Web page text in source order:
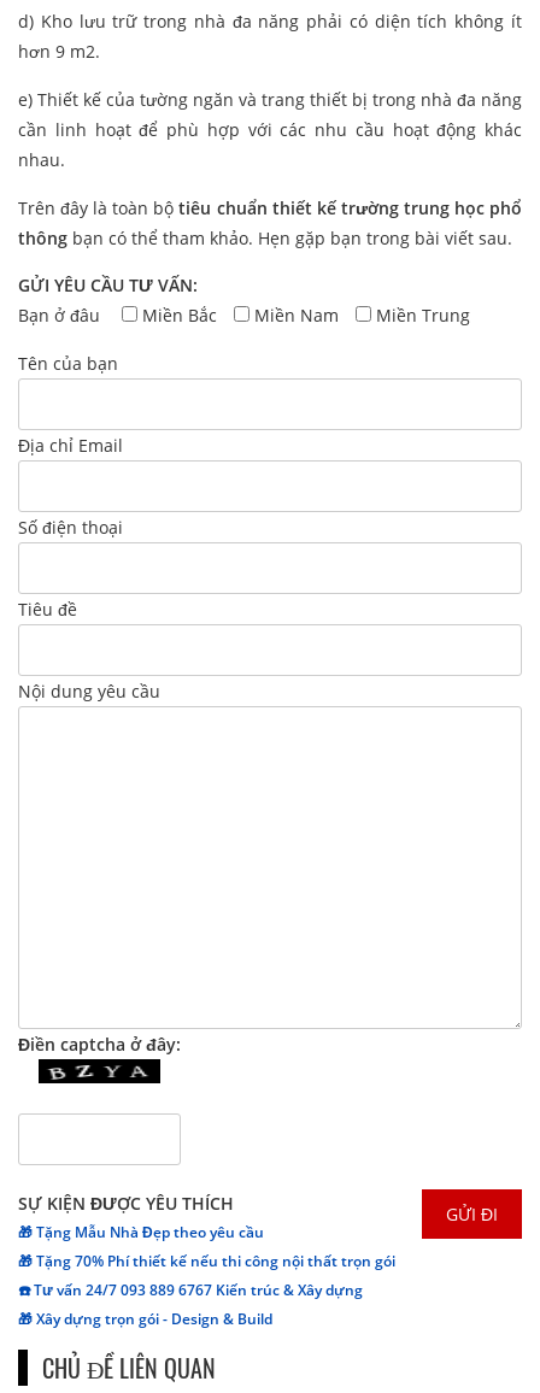
d) Kho lưu trữ trong nhà đa năng phải có diện tích không ít
hơn 9 m2.
e) Thiết kế của tường ngăn và trang thiết bị trong nhà đa năng
cần linh hoạt để phù hợp với các nhu cầu hoạt động khác
nhau.
Trên đây là toàn bộ tiêu chuẩn thiết kế trường trung học phổ
thông bạn có thể tham khảo. Hẹn gặp bạn trong bài viết sau.
GỬI YÊU CẦU TƯ VẤN:
Bạn ở đâu
Miền Bắc Miền Nam Miền Trung
Tên của bạn
Địa chỉ Email
Số điện thoại
Tiêu đề
Nội dung yêu cầu
Điền captcha ở đây:
SỰ KIỆN ĐƯỢC YÊU THÍCH
🎁 Tặng Mẫu Nhà Đẹp theo yêu cầu
🎁 Tặng 70% Phí thiết kế nếu thi công nội thất trọn gói
☎️ Tư vấn 24/7 093 889 6767 Kiến trúc & Xây dựng
🎁 Xây dựng trọn gói - Design & Build
CHỦ ĐỀ LIÊN QUAN